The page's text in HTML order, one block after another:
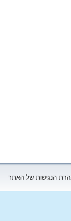
הנגישות של האתר